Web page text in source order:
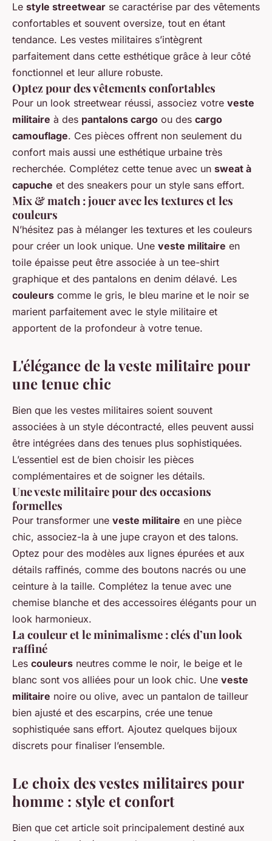
Le style streetwear se caractérise par des vêtements
confortables et souvent oversize, tout en étant
tendance. Les vestes militaires s’intègrent
parfaitement dans cette esthétique grâce à leur côté
fonctionnel et leur allure robuste.
Optez pour des vêtements confortables
Pour un look streetwear réussi, associez votre veste
militaire à des pantalons cargo ou des cargo
camouflage. Ces pièces offrent non seulement du
confort mais aussi une esthétique urbaine très
recherchée. Complétez cette tenue avec un sweat à
capuche et des sneakers pour un style sans effort.
Mix & match : jouer avec les textures et les
couleurs
N’hésitez pas à mélanger les textures et les couleurs
pour créer un look unique. Une veste militaire en
toile épaisse peut être associée à un tee-shirt
graphique et des pantalons en denim délavé. Les
couleurs comme le gris, le bleu marine et le noir se
marient parfaitement avec le style militaire et
apportent de la profondeur à votre tenue.
L'élégance de la veste militaire pour
une tenue chic
Bien que les vestes militaires soient souvent
associées à un style décontracté, elles peuvent aussi
être intégrées dans des tenues plus sophistiquées.
L’essentiel est de bien choisir les pièces
complémentaires et de soigner les détails.
Une veste militaire pour des occasions
formelles
Pour transformer une veste militaire en une pièce
chic, associez-la à une jupe crayon et des talons.
Optez pour des modèles aux lignes épurées et aux
détails raffinés, comme des boutons nacrés ou une
ceinture à la taille. Complétez la tenue avec une
chemise blanche et des accessoires élégants pour un
look harmonieux.
La couleur et le minimalisme : clés d’un look
raffiné
Les couleurs neutres comme le noir, le beige et le
blanc sont vos alliées pour un look chic. Une veste
militaire noire ou olive, avec un pantalon de tailleur
bien ajusté et des escarpins, crée une tenue
sophistiquée sans effort. Ajoutez quelques bijoux
discrets pour finaliser l’ensemble.
Le choix des vestes militaires pour
homme : style et confort
Bien que cet article soit principalement destiné aux